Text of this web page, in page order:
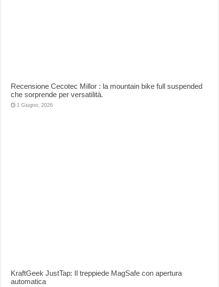
Recensione Cecotec Millor : la mountain bike full suspended
che sorprende per versatilità.
1 Giugno, 2026
KraftGeek JustTap: Il treppiede MagSafe con apertura
automatica